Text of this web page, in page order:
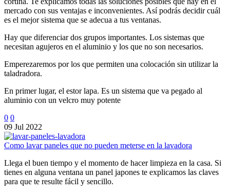
mercado con sus ventajas e inconvenientes. Así podrás decidir cuál
es el mejor sistema que se adecua a tus ventanas.
Hay que diferenciar dos grupos importantes. Los sistemas que
necesitan agujeros en el aluminio y los que no son necesarios.
Emperezaremos por los que permiten una colocación sin utilizar la
taladradora.
En primer lugar, el estor lapa. Es un sistema que va pegado al
aluminio con un velcro muy potente
0 0
09 Jul 2022
Como lavar paneles que no pueden meterse en la lavadora
Llega el buen tiempo y el momento de hacer limpieza en la casa. Si
tienes en alguna ventana un panel japones te explicamos las claves
para que te resulte fácil y sencillo.